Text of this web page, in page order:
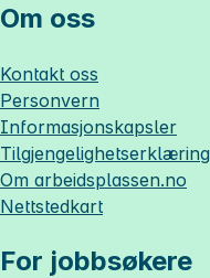
Om oss
Kontakt oss
Personvern
Informasjonskapsler
Tilgjengelighetserklæring
Om arbeidsplassen.no
Nettstedkart
For jobbsøkere